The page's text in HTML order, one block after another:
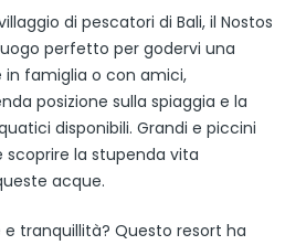
di pescatori di Bali, il Nostos
perfetto per godervi una
in famiglia o con amici,
posizione sulla spiaggia e la
disponibili. Grandi e piccini
scoprire la stupenda vita
acque.
tranquillità? Questo resort ha